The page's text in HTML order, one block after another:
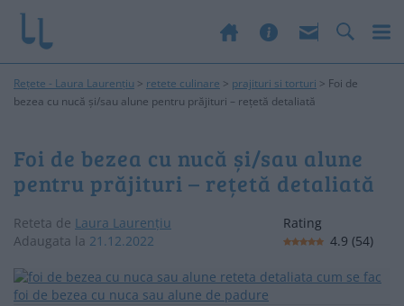
Rețete - Laura Laurențiu > retete culinare > prajituri si torturi > Foi de
bezea cu nucă și/sau alune pentru prăjituri – rețetă detaliată
Foi de bezea cu nucă și/sau alune
pentru prăjituri – rețetă detaliată
Reteta de Laura Laurențiu
Adaugata la 21.12.2022
Rating
4.9 (54)